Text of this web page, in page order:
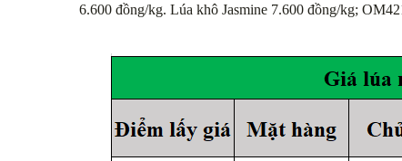
6.600 đồng/kg. Lúa khô Jasmine 7.600 đồng/kg;